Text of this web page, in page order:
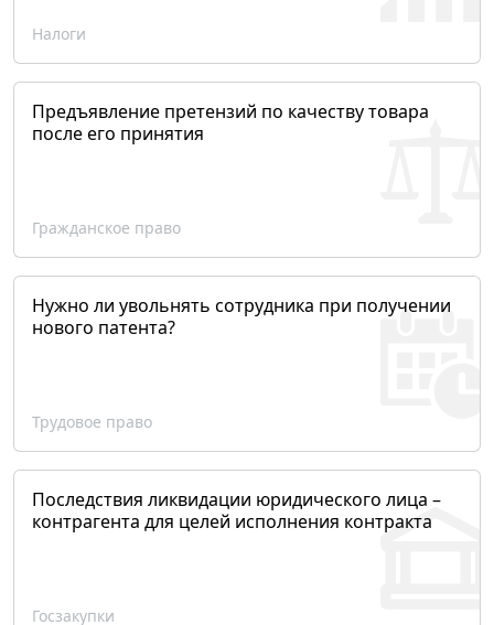
Налоги
Предъявление претензий по качеству товара
после его принятия
Гражданское право
Нужно ли увольнять сотрудника при получении
нового патента?
Трудовое право
Последствия ликвидации юридического лица –
контрагента для целей исполнения контракта
Госзакупки